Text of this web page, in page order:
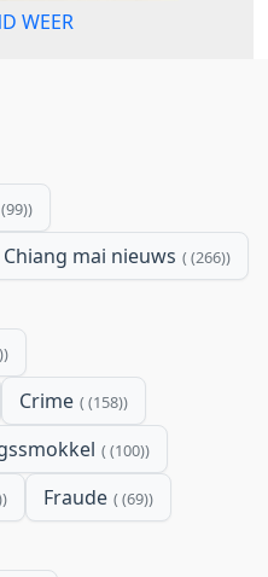
WEER
(99)
Chiang mai nieuws (266)
Crime (158)
(100)
Fraude (69)